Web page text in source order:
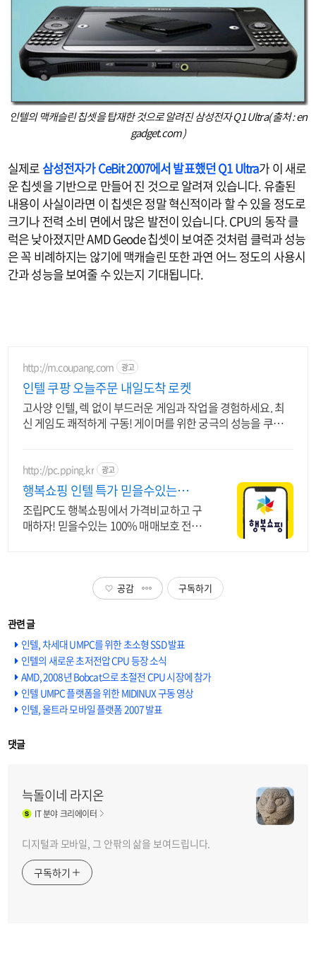
인텔의 맥캐슬린 칩셋을 탑재한 것으로 알려진 삼성전자 Q1 Ultra( 출처 : en
gadget.com )
실제로 삼성전자가 CeBit 2007에서 발표했던 Q1 Ultra가 이 새로
운 칩셋을 기반으로 만들어 진 것으로 알려져 있습니다. 유출된
내용이 사실이라면 이 칩셋은 정말 혁신적이라 할 수 있을 정도로
크기나 전력 소비 면에서 많은 발전이 있습니다. CPU의 동작 클
럭은 낮아졌지만 AMD Geode 칩셋이 보여준 것처럼 클럭과 성능
은 꼭 비례하지는 않기에 맥캐슬린 또한 과연 어느 정도의 사용시
간과 성능을 보여줄 수 있는지 기대됩니다.
http://m.coupang.com 광고
인텔 쿠팡 오늘주문 내일도착 로켓
고사양 인텔, 렉 없이 부드러운 게임과 작업을 경험하세요. 최
신 게임도 쾌적하게 구동! 게이머를 위한 궁극의 성능을 쿠팡에
http://pc.pping.kr 광고
행복쇼핑 인텔 특가 믿을수있는
100% 매매보호
조립PC도 행복쇼핑에서 가격비교하고 구
매하자! 믿을수있는 100% 매매보호 전문
공감 구독하기
인텔, 차세대 UMPC를 위한 초소형 SSD 발표
인텔의 새로운 초저전압 CPU 등장 소식
AMD, 2008년 Bobcat으로 초절전 CPU 시장에 참가
인텔 UMPC 플랫폼을 위한 MIDINUX 구동 영상
인텔, 울트라 모바일 플랫폼 2007 발표
댓글
늑돌이네 라지온
IT분야 크리에이터
디지털과 모바일, 그 안팎의 삶을 보여드립니다.
구독하기